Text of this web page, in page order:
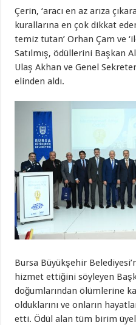
Çerin, ‘aracı en az arıza
kurallarına en çok dikkat
temiz tutan’ Orhan Çam ve
Satılmış, ödüllerini Başkan
Ulaş Akhan ve Genel Sekreter
elinden aldı.
Bursa Büyükşehir
hizmet ettiğini söyleyen
doğumlarından ölümlerine
olduklarını ve onların
etti. Ödül alan tüm birim